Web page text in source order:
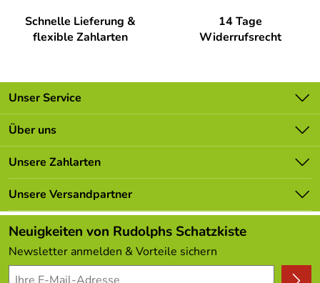
Schnelle Lieferung &
flexible Zahlarten
14 Tage
Widerrufsrecht
Unser Service
Kontakt
Batterieverordnung
Newsletter
Lieferbedingungen
Kundenlogin
Über uns
Unsere Bestseller
Marken
Neu
Angebote
Kundenbewertungen (308)
4,9/5*****
Unsere Zahlarten
Unsere Versandpartner
Neuigkeiten von Rudolphs Schatzkiste
Newsletter anmelden & Vorteile sichern